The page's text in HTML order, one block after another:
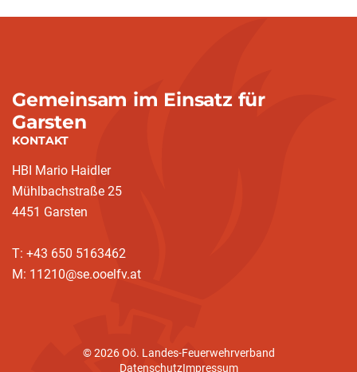
Gemeinsam im Einsatz für
Garsten
KONTAKT
HBI Mario Haidler
Mühlbachstraße 25
4451 Garsten
T: +43 650 5163462
M: 11210@se.ooelfv.at
© 2026 Oö. Landes-Feuerwehrverband
DatenschutzImpressum